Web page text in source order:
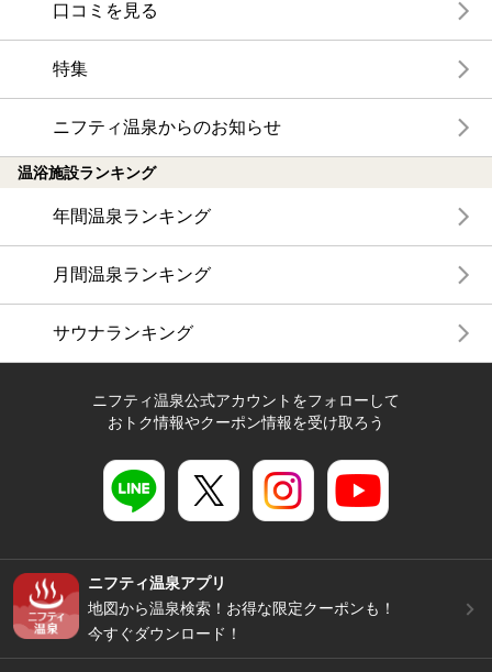
口コミを見る
特集
ニフティ温泉からのお知らせ
温浴施設ランキング
年間温泉ランキング
月間温泉ランキング
サウナランキング
ニフティ温泉公式アカウントをフォローして
おトク情報やクーポン情報を受け取ろう
ニフティ温泉アプリ
地図から温泉検索！お得な限定クーポンも！
今すぐダウンロード！